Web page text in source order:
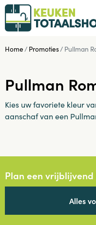
Home Promoties Pullman
Pullman
Kies uw favoriete kleur
aanschaf van een
Plan een
Alles